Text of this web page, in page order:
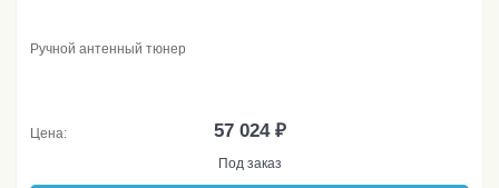
Ручной антенный тюнер
Цена: 57 024 ₽
Под заказ